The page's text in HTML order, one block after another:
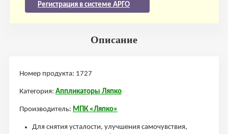
Регистрация в системе АРГО
Описание
Номер продукта: 1727
Категория: Аппликаторы Ляпко
Производитель: МПК «Ляпко»
Для снятия усталости, улучшения самочувствия,